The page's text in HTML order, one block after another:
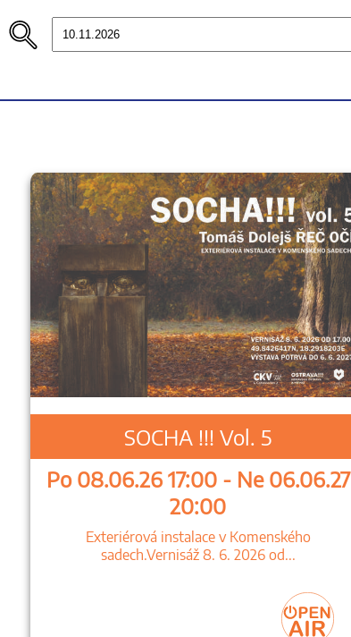
SOCHA !!! Vol. 5
Po 08.06.26 17:00 - Ne 06.06.27
20:00
Exteriérová instalace v Komenského
sadech.Vernisáž 8. 6. 2026 od...